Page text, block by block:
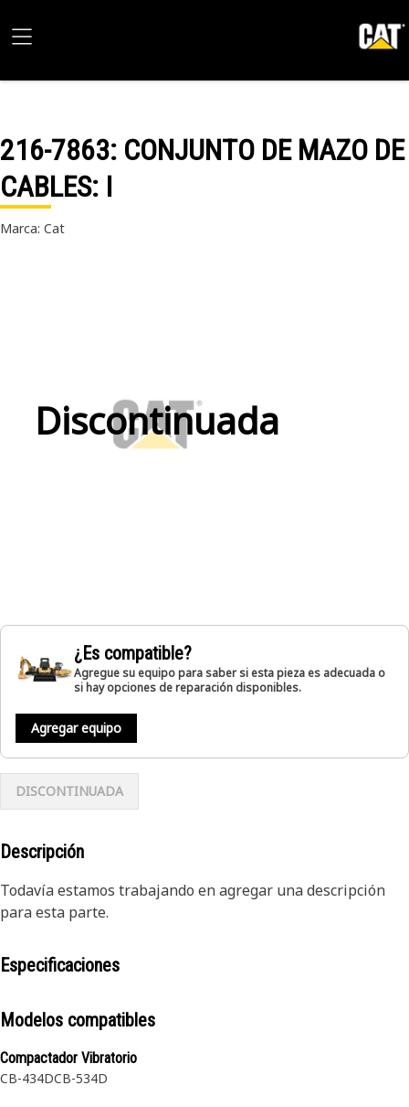
216-7863: CONJUNTO DE MAZO DE
CABLES: I
Marca: Cat
Discontinuada
¿Es compatible?
Agregue su equipo para saber si esta pieza es adecuada o
si hay opciones de reparación disponibles.
Agregar equipo
DISCONTINUADA
Descripción
Todavía estamos trabajando en agregar una descripción
para esta parte.
Especificaciones
Modelos compatibles
Compactador Vibratorio
CB-434DCB-534D